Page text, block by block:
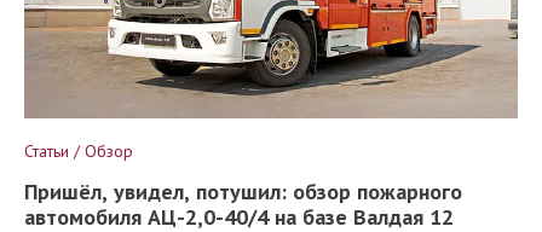
Статьи / Обзор
Пришёл, увидел, потушил: обзор пожарного
автомобиля АЦ-2,0-40/4 на базе Валдая 12